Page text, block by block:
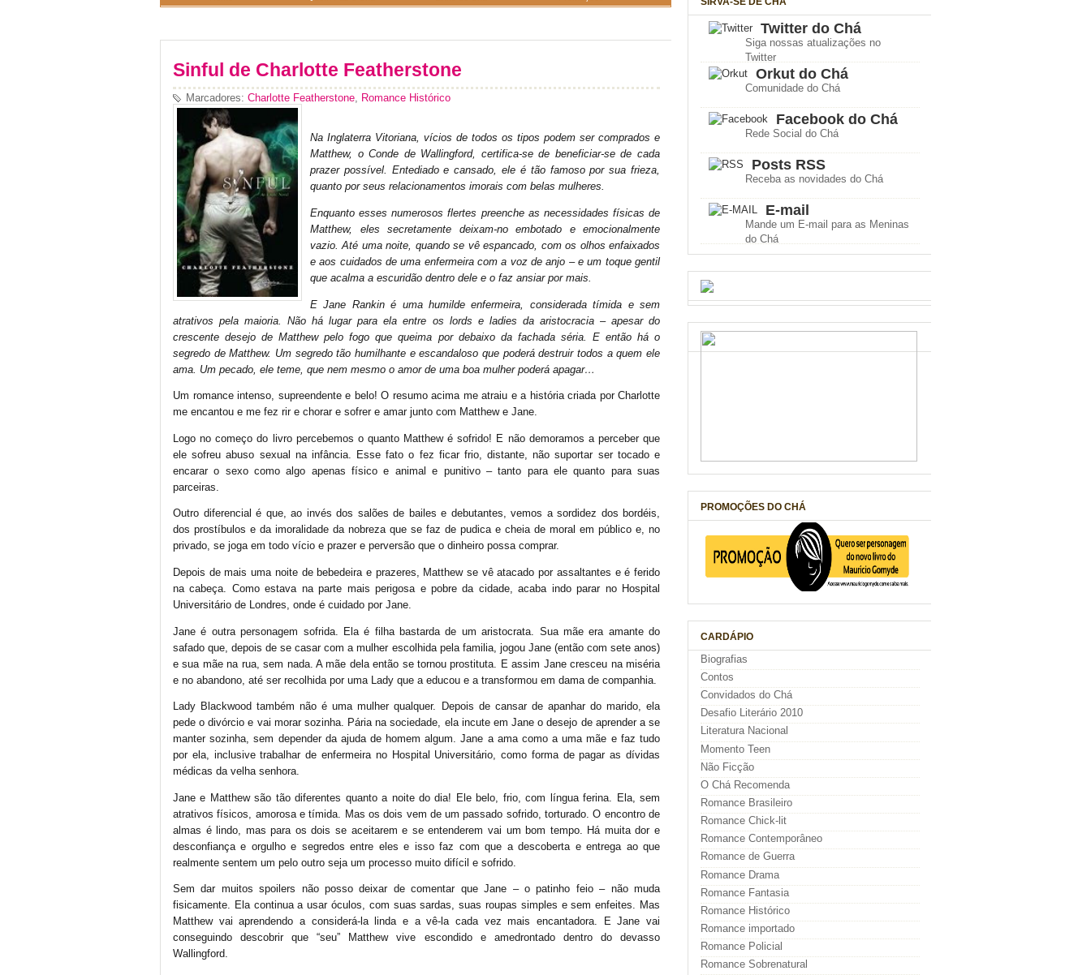
Sinful de Charlotte Featherstone
Marcadores: Charlotte Featherstone Romance Histórico
Na Inglaterra Vitoriana, vícios de todos os tipos podem ser comprados e
Matthew, o Conde de Wallingford, certifica-se de beneficiar-se de cada
prazer possível. Entediado e cansado, ele é tão famoso por sua frieza,
quanto por seus relacionamentos imorais com belas mulheres.
Enquanto esses numerosos flertes preenche as necessidades físicas de
Matthew, eles secretamente deixam-no embotado e emocionalmente
vazio. Até uma noite, quando se vê espancado, com os olhos enfaixados
e aos cuidados de uma enfermeira com a voz de anjo – e um toque gentil
que acalma a escuridão dentro dele e o faz ansiar por mais.
E Jane Rankin é uma humilde enfermeira, considerada tímida e sem
atrativos pela maioria. Não há lugar para ela entre os lords e ladies da aristocracia – apesar do
crescente desejo de Matthew pelo fogo que queima por debaixo da fachada séria. E então há o
segredo de Matthew. Um segredo tão humilhante e escandaloso que poderá destruir todos a quem ele
ama. Um pecado, ele teme, que nem mesmo o amor de uma boa mulher poderá apagar…
Um romance intenso, supreendente e belo! O resumo acima me atraiu e a história criada por Charlotte
me encantou e me fez rir e chorar e sofrer e amar junto com Matthew e Jane.
Logo no começo do livro percebemos o quanto Matthew é sofrido! E não demoramos a perceber que
ele sofreu abuso sexual na infância. Esse fato o fez ficar frio, distante, não suportar ser tocado e
encarar o sexo como algo apenas físico e animal e punitivo – tanto para ele quanto para suas
parceiras.
Outro diferencial é que, ao invés dos salões de bailes e debutantes, vemos a sordidez dos bordéis,
dos prostíbulos e da imoralidade da nobreza que se faz de pudica e cheia de moral em público e, no
privado, se joga em todo vício e prazer e perversão que o dinheiro possa comprar.
Depois de mais uma noite de bebedeira e prazeres, Matthew se vê atacado por assaltantes e é ferido
na cabeça. Como estava na parte mais perigosa e pobre da cidade, acaba indo parar no Hospital
Universitário de Londres, onde é cuidado por Jane.
Jane é outra personagem sofrida. Ela é filha bastarda de um aristocrata. Sua mãe era amante do
safado que, depois de se casar com a mulher escolhida pela familia, jogou Jane (então com sete anos)
e sua mãe na rua, sem nada. A mãe dela então se tornou prostituta. E assim Jane cresceu na miséria
e no abandono, até ser recolhida por uma Lady que a educou e a transformou em dama de companhia.
Lady Blackwood também não é uma mulher qualquer. Depois de cansar de apanhar do marido, ela
pede o divórcio e vai morar sozinha. Pária na sociedade, ela incute em Jane o desejo de aprender a se
manter sozinha, sem depender da ajuda de homem algum. Jane a ama como a uma mãe e faz tudo
por ela, inclusive trabalhar de enfermeira no Hospital Universitário, como forma de pagar as dívidas
médicas da velha senhora.
Jane e Matthew são tão diferentes quanto a noite do dia! Ele belo, frio, com língua ferina. Ela, sem
atrativos físicos, amorosa e tímida. Mas os dois vem de um passado sofrido, torturado. O encontro de
almas é lindo, mas para os dois se aceitarem e se entenderem vai um bom tempo. Há muita dor e
desconfiança e orgulho e segredos entre eles e isso faz com que a descoberta e entrega ao que
realmente sentem um pelo outro seja um processo muito difícil e sofrido.
Sem dar muitos spoilers não posso deixar de comentar que Jane – o patinho feio – não muda
fisicamente. Ela continua a usar óculos, com suas sardas, suas roupas simples e sem enfeites. Mas
Matthew vai aprendendo a considerá-la linda e a vê-la cada vez mais encantadora. E Jane vai
conseguindo descobrir que “seu” Matthew vive escondido e amedrontado dentro do devasso
Wallingford.
Twitter do Chá
Siga nossas atualizações no
Twitter
Orkut do Chá
Comunidade do Chá
Facebook do Chá
Rede Social do Chá
Posts RSS
Receba as novidades do Chá
E-mail
Mande um E-mail para as Meninas
do Chá
PROMOÇÕES DO CHÁ
CARDÁPIO
Biografias
Contos
Convidados do Chá
Desafio Literário 2010
Literatura Nacional
Momento Teen
Não Ficção
O Chá Recomenda
Romance Brasileiro
Romance Chick-lit
Romance Contemporâneo
Romance de Guerra
Romance Drama
Romance Fantasia
Romance Histórico
Romance importado
Romance Policial
Romance Sobrenatural